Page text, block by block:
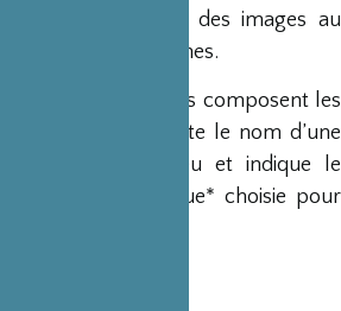
que j’associe à des images au
et recherches.
de ces entretiens composent les
partition porte le nom d’une
l’entretien a eu lieu et indique le
de l’harmonique* choisie pour